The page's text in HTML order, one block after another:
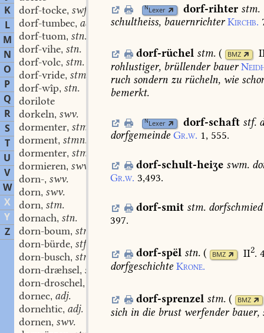
K
L
M
N
O
P
Q
R
S
T
U
V
W
X
Y
Z
dorf-tocke, swf.
dorf-tumbec, adj.
dorf-tuom, stn.
dorf-vihe, stn.
dorf-volc, stm.
dorf-vride, stm.
dorf-wîp, stn.
dorilote
dorkeln, swv.
dormenter, stmn.
dorment, stmn.
dormenter, stm.
dormieren, swv.
dorn-, swv.
dorn, swv.
dorn, stm.
dornach, stn.
dorn-boum, stm.
dorn-bürde, stf.
dorn-busch, stm.
dorn-dræhsel, stm.
dorn-droschel,
dornec, adj.
dornehtic, adj.
dornen, swv.
NLexer dorf-rihter stm.
schultheiss, bauernrichter Kirchb.
dorf-rüchel stm. ( BMZ
rohlustiger, brüllenderbauer
ruch sondern zu rücheln, wie
bemerkt.
NLexer dorf-schaft stf.
dorfgemeinde Gr.w. 1, 555.
dorf-schult-heiʒe swm.
Gr.w. 3,493.
dorf-smit stm. dorfschmied
397.
dorf-spël stn. ( BMZ II2.
dorfgeschichte Krone.
dorf-sprenzel stm. ( BMZ
sich in die brustwerfenderbauer,